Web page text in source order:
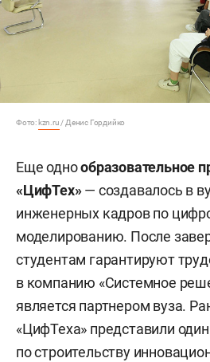
Фото: kzn.ru/ Денис Гордийко
Еще однообразовательное
«ЦифТех»— создавалось в
инженерных кадров по
моделированию. После
студентам гарантируют
в компанию «Системное
является партнером вуза.
«ЦифТеха» представили
по строительству